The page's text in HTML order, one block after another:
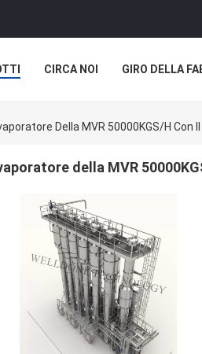
CIRCA NOI GIRO DELLA
Della MVR 50000KGS/H
della MVR